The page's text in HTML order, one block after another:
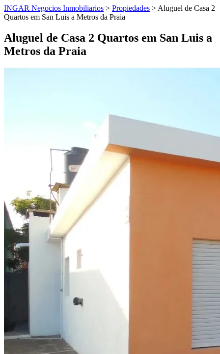
INGAR Negocios Inmobiliarios > Propiedades > Aluguel de Casa 2
Quartos em San Luis a Metros da Praia
Aluguel de Casa 2 Quartos em San Luis a
Metros da Praia